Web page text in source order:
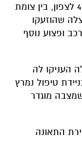
תאונת דרכים קשה מאוד בכביש 4 לצפון, בין צומת
שהוזעקו
ופצוע נוסף
העניקו לה
טיפול נמרץ
מוגדר
התאונה